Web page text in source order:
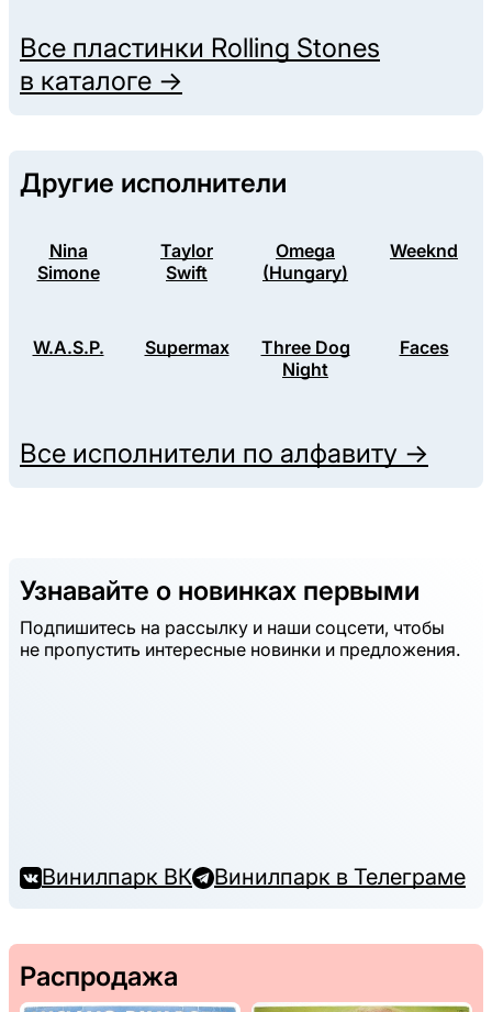
Все пластинки Rolling Stones
в каталоге →
Другие исполнители
Nina
Simone
Taylor
Swift
Omega
(Hungary)
Weeknd
W.A.S.P. Supermax
Three Dog
Night
Faces
Все исполнители по алфавиту →
Узнавайте о новинках первыми
Подпишитесь на рассылку и наши соцсети, чтобы
не пропустить интересные новинки и предложения.
Винилпарк ВК Винилпарк в Телеграме
Распродажа